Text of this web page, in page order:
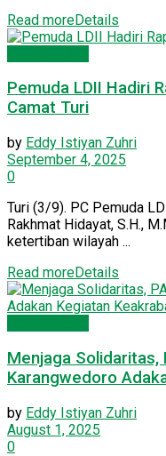
Read moreDetails
Pemuda LDII Hadiri
Camat Turi
by Eddy Istiyan Zuhri
September 4, 2025
0
Turi (3/9). PC Pemuda
Rakhmat Hidayat, S.H.,
ketertiban wilayah ...
Read moreDetails
Menjaga Solidaritas,
Karangwedoro
by Eddy Istiyan Zuhri
August 1, 2025
0